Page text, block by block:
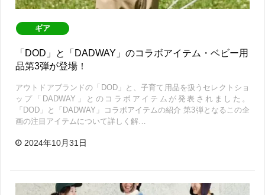
ギア
「DOD」と「DADWAY」のコラボアイテム・ベビー用
品第3弾が登場！
アウトドアブランドの「DOD」と、子育て用品を扱うセレクトショ
ップ「DADWAY」とのコラボアイテムが発表されました。
「DOD」と「DADWAY」コラボアイテムの紹介 第3弾となるこの企
画の注目アイテムについて詳しく解…
2024年10月31日